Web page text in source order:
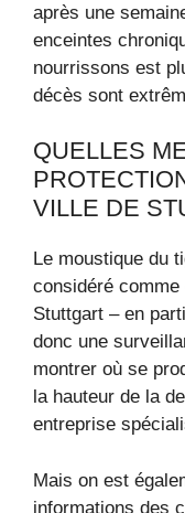
après une
enceintes
nourrissons est
décès sont
QUELLES
VILLE DE
Le moustique du
considéré
Stuttgart – en
donc une
montrer où se
la hauteur de la
entreprise
Mais on est
informations des